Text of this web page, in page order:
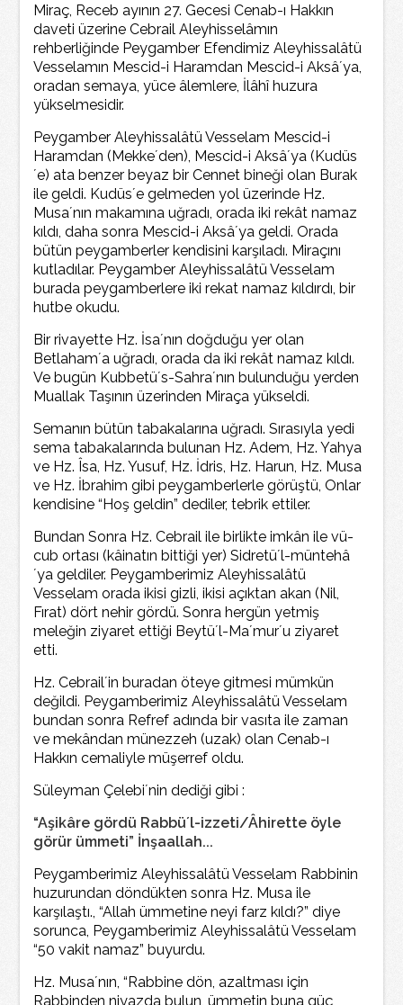
Miraç, Receb ayının 27. Gecesi Cenab-ı Hakkın
daveti üzerine Cebrail Aleyhisselâmın
rehberliğinde Peygamber Efendimiz Aleyhissalâtü
Vesselamın Mescid-i Haramdan Mescid-i Aksâ´ya,
oradan semaya, yüce âlemlere, İlâhî huzura
yükselmesidir.
Peygamber Aleyhissalâtü Vesselam Mescid-i
Haramdan (Mekke´den), Mescid-i Aksâ´ya (Kudüs
´e) ata benzer beyaz bir Cennet bineği olan Burak
ile geldi. Kudüs´e gelmeden yol üzerinde Hz.
Musa´nın makamına uğradı, orada iki rekât namaz
kıldı, daha sonra Mescid-i Aksâ´ya geldi. Orada
bütün peygamberler kendisini karşıladı. Miraçını
kutladılar. Peygamber Aleyhissalâtü Vesselam
burada peygamberlere iki rekat namaz kıldırdı, bir
hutbe okudu.
Bir rivayette Hz. İsa´nın doğduğu yer olan
Betlaham´a uğradı, orada da iki rekât namaz kıldı.
Ve bugün Kubbetü´s-Sahra´nın bulunduğu yerden
Muallak Taşının üzerinden Miraça yükseldi.
Semanın bütün tabakalarına uğradı. Sırasıyla yedi
sema tabakalarında bulunan Hz. Adem, Hz. Yahya
ve Hz. Îsa, Hz. Yusuf, Hz. İdris, Hz. Harun, Hz. Musa
ve Hz. İbrahim gibi peygamberlerle görüştü, Onlar
kendisine “Hoş geldin” dediler, tebrik ettiler.
Bundan Sonra Hz. Cebrail ile birlikte imkân ile vü-
cub ortası (kâinatın bittiği yer) Sidretü´l-müntehâ
´ya geldiler. Peygamberimiz Aleyhissalâtü
Vesselam orada ikisi gizli, ikisi açıktan akan (Nil,
Fırat) dört nehir gördü. Sonra hergün yetmiş
meleğin ziyaret ettiği Beytü´l-Ma´mur´u ziyaret
etti.
Hz. Cebrail´in buradan öteye gitmesi mümkün
değildi. Peygamberimiz Aleyhissalâtü Vesselam
bundan sonra Refref adında bir vasıta ile zaman
ve mekândan münezzeh (uzak) olan Cenab-ı
Hakkın cemaliyle müşerref oldu.
Süleyman Çelebi´nin dediği gibi :
“Aşikâre gördü Rabbü´l-izzeti/Âhirette öyle
görür ümmeti” İnşaallah...
Peygamberimiz Aleyhissalâtü Vesselam Rabbinin
huzurundan döndükten sonra Hz. Musa ile
karşılaştı., “Allah ümmetine neyi farz kıldı?” diye
sorunca, Peygamberimiz Aleyhissalâtü Vesselam
“50 vakit namaz” buyurdu.
Hz. Musa´nın, “Rabbine dön, azaltması için
Rabbinden niyazda bulun, ümmetin buna güç